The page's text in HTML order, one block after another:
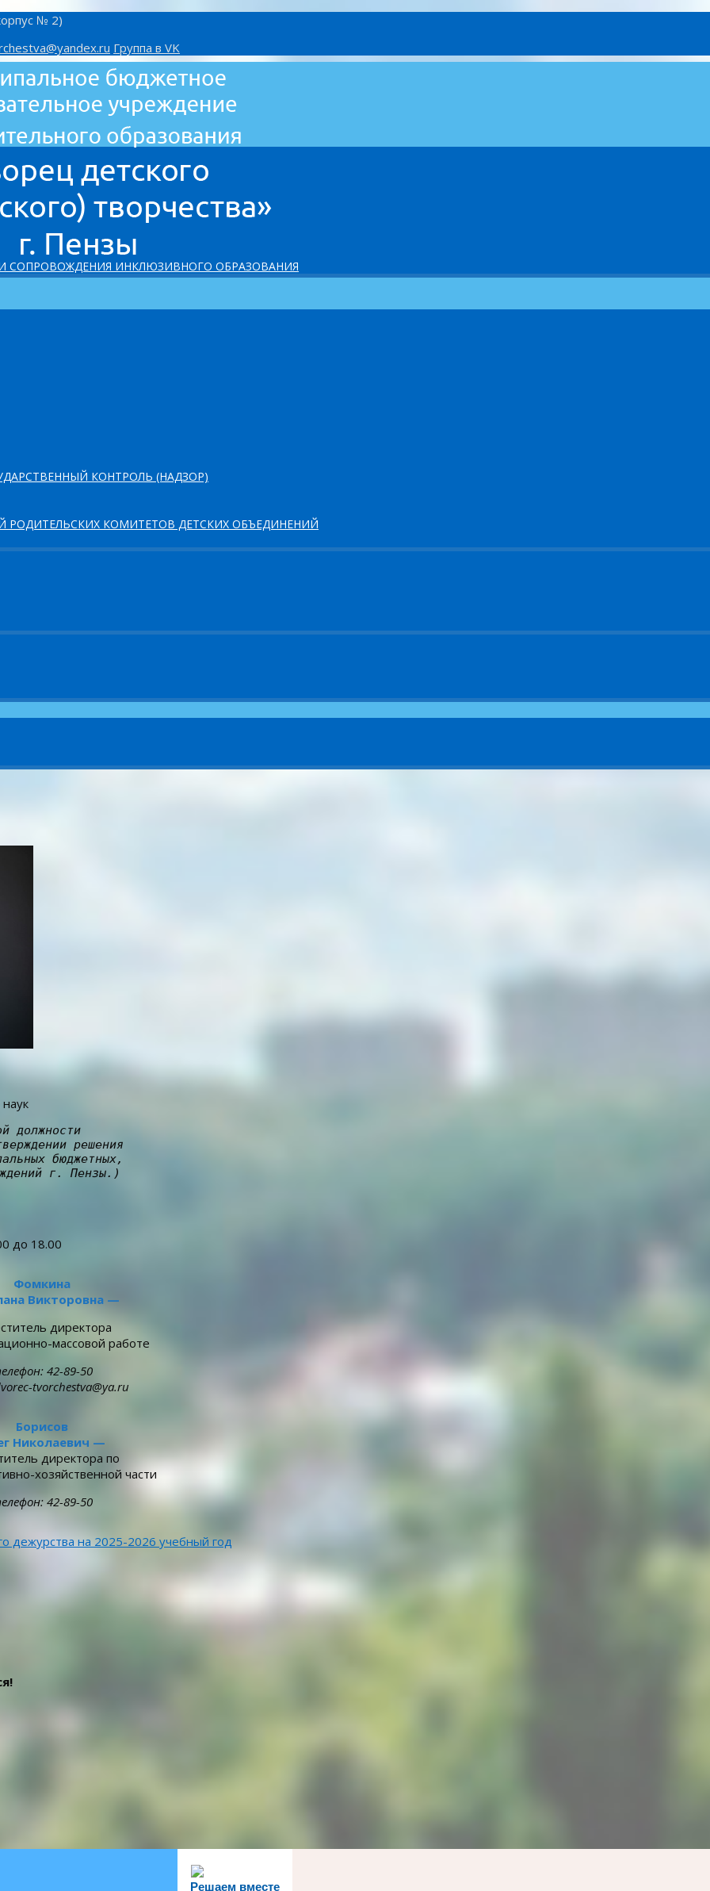
№ 2)
Группа в VK
СОПРОВОЖДЕНИЯ ИНКЛЮЗИВНОГО ОБРАЗОВАНИЯ
КОНТРОЛЬ (НАДЗОР)
РОДИТЕЛЬСКИХ КОМИТЕТОВ ДЕТСКИХ ОБЪЕДИНЕНИЙ
должности
решения
бюджетных,
г. Пензы.)
до 18.00
Фомкина
Викторовна —
директора
массовой работе
42-89-50
tvorchestva@ya.ru
Борисов
Николаевич —
директора по
хозяйственной части
42-89-50
дежурства на 2025-2026 учебный год
Решаем вместе